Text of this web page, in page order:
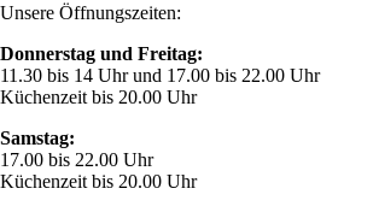
Unsere Öffnungszeiten:
Donnerstag und Freitag:
11.30 bis 14 Uhr und 17.00 bis 22.00 Uhr
Küchenzeit bis 20.00 Uhr
Samstag:
17.00 bis 22.00 Uhr
Küchenzeit bis 20.00 Uhr